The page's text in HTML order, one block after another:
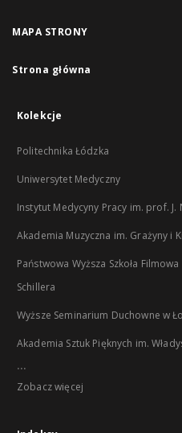
MAPA STRONY
Strona główna
Kolekcje
Politechnika Łódzka
Uniwersytet Medyczny
Instytut Medycyny Pracy im. prof. J.
Akademia Muzyczna im. Grażyny i
Państwowa Wyższa Szkoła
Schillera
Wyższe Seminarium Duchowne w
Akademia Sztuk Pięknych im.
...
Zobacz więcej